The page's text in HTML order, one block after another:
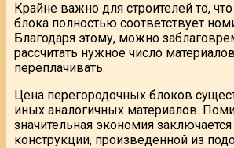
Крайне важно для строителей то,
блока полностью соответствует
Благодаря этому, можно
рассчитать нужное число
переплачивать.
Цена перегородочных блоков
иных аналогичных материалов.
значительная экономия
конструкции, произведенной из